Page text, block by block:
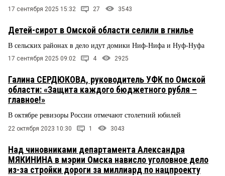
17 сентября 2025 15:32 27 3543
Детей-сирот в Омской области селили в гнилье
В сельских районах в дело идут домики Ниф-Нифа и Нуф-Нуфа
17 сентября 2025 09:02 4 2925
Галина СЕРДЮКОВА, руководитель УФК по Омской
области: «Защита каждого бюджетного рубля –
главное!»
В октябре ревизоры России отмечают столетний юбилей
22 октября 2023 10:30 1 3043
Над чиновниками департамента Александра
МЯКИНИНА в мэрии Омска нависло уголовное дело
из-за стройки дороги за миллиард по нацпроекту